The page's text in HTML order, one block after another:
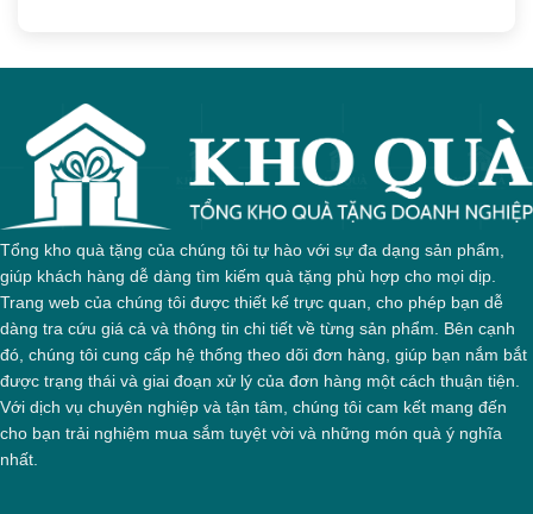
Tổng kho quà tặng của chúng tôi tự hào với sự đa dạng sản phẩm,
giúp khách hàng dễ dàng tìm kiếm quà tặng phù hợp cho mọi dịp.
Trang web của chúng tôi được thiết kế trực quan, cho phép bạn dễ
dàng tra cứu giá cả và thông tin chi tiết về từng sản phẩm. Bên cạnh
đó, chúng tôi cung cấp hệ thống theo dõi đơn hàng, giúp bạn nắm bắt
được trạng thái và giai đoạn xử lý của đơn hàng một cách thuận tiện.
Với dịch vụ chuyên nghiệp và tận tâm, chúng tôi cam kết mang đến
cho bạn trải nghiệm mua sắm tuyệt vời và những món quà ý nghĩa
nhất.